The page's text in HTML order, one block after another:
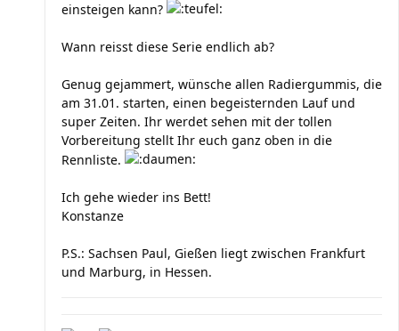
einsteigen kann?
Wann reisst diese Serie endlich ab?
Genug gejammert, wünsche allen Radiergummis, die
am 31.01. starten, einen begeisternden Lauf und
super Zeiten. Ihr werdet sehen mit der tollen
Vorbereitung stellt Ihr euch ganz oben in die
Rennliste.
Ich gehe wieder ins Bett!
Konstanze
P.S.: Sachsen Paul, Gießen liegt zwischen Frankfurt
und Marburg, in Hessen.